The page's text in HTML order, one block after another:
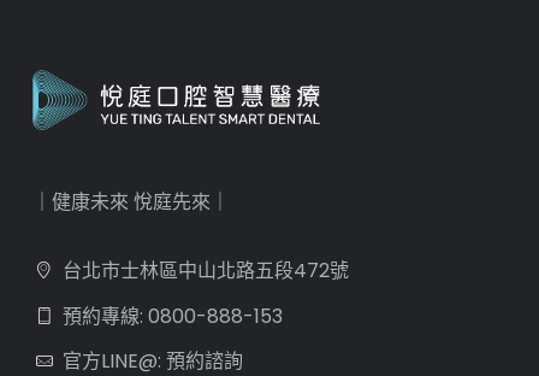
｜健康未來 悅庭先來｜
台北市士林區中山北路五段472號
預約專線: 0800-888-153
官方LINE@: 預約諮詢